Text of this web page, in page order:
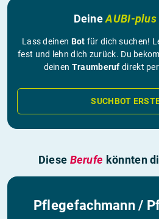
DeineAUBI-
Lass deinen Bot für dich suchen!
fest und lehn dich zurück. Du
deinen Traumberuf direkt
SUCHBOT
Diese Berufe könnten
Pflegefachmann /